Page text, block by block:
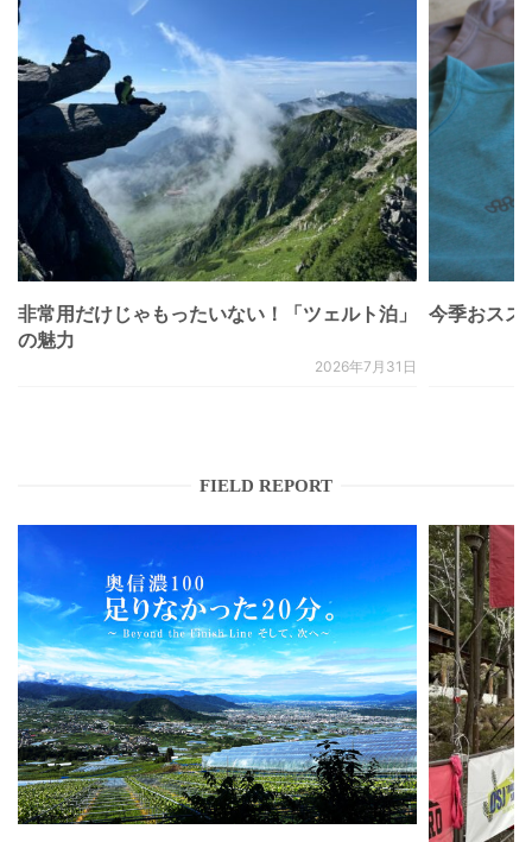
非常用だけじゃもったいない！「ツェルト泊」
の魅力
2026年7月31日
今季おスス
FIELD REPORT